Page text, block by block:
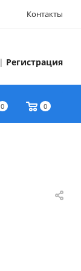
Контакты
| Регистрация
0 0